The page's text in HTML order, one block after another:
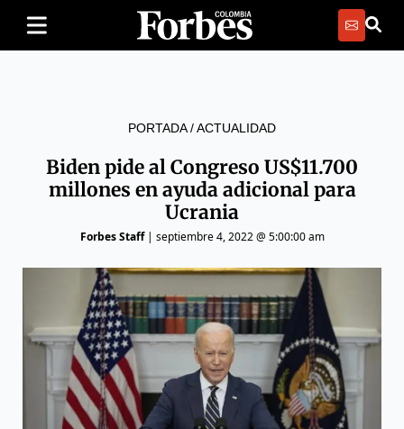
PORTADA/ACTUALIDAD
Biden pide al Congreso US$11.700
millones en ayuda adicional para
Ucrania
Forbes Staff| septiembre 4, 2022 @ 5:00:00 am